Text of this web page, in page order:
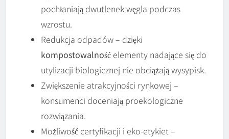
pochłaniają dwutlenek węgla podczas
wzrostu.
Redukcja odpadów – dzięki
kompostowalność elementy nadające się do
utylizacji biologicznej nie obciążają wysypisk.
Zwiększenie atrakcyjności rynkowej –
konsumenci doceniają proekologiczne
rozwiązania.
Możliwość certyfikacji i eko-etykiet –